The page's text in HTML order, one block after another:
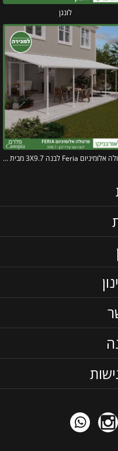
לונגן
פרגולה אלומיניום Feria לבנה 3X9.7 מבית פלרם – Canopia